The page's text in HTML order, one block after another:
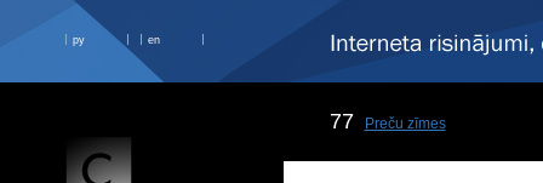
ру en
77 Preču zīmes